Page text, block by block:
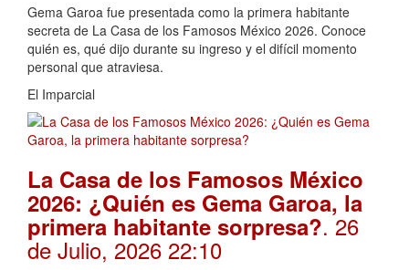
Gema Garoa fue presentada como la primera habitante
secreta de La Casa de los Famosos México 2026. Conoce
quién es, qué dijo durante su ingreso y el difícil momento
personal que atraviesa.
El Imparcial
La Casa de los Famosos México
2026: ¿Quién es Gema Garoa, la
primera habitante sorpresa?. 26
de Julio, 2026 22:10